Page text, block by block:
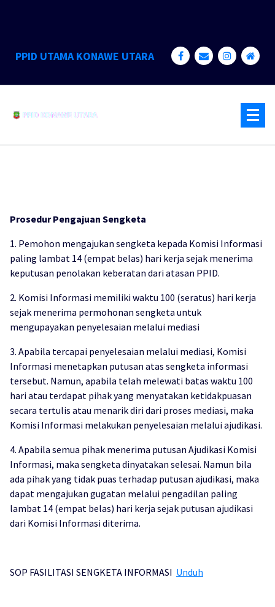
PPID UTAMA KONAWE UTARA
Prosedur Pengajuan Sengketa
1. Pemohon mengajukan sengketa kepada Komisi Informasi
paling lambat 14 (empat belas) hari kerja sejak menerima
keputusan penolakan keberatan dari atasan PPID.
2. Komisi Informasi memiliki waktu 100 (seratus) hari kerja
sejak menerima permohonan sengketa untuk
mengupayakan penyelesaian melalui mediasi
3. Apabila tercapai penyelesaian melalui mediasi, Komisi
Informasi menetapkan putusan atas sengketa informasi
tersebut. Namun, apabila telah melewati batas waktu 100
hari atau terdapat pihak yang menyatakan ketidakpuasan
secara tertulis atau menarik diri dari proses mediasi, maka
Komisi Informasi melakukan penyelesaian melalui ajudikasi.
4. Apabila semua pihak menerima putusan Ajudikasi Komisi
Informasi, maka sengketa dinyatakan selesai. Namun bila
ada pihak yang tidak puas terhadap putusan ajudikasi, maka
dapat mengajukan gugatan melalui pengadilan paling
lambat 14 (empat belas) hari kerja sejak putusan ajudikasi
dari Komisi Informasi diterima.
SOP FASILITASI SENGKETA INFORMASI Unduh